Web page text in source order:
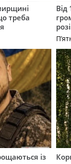
треба
Від
із